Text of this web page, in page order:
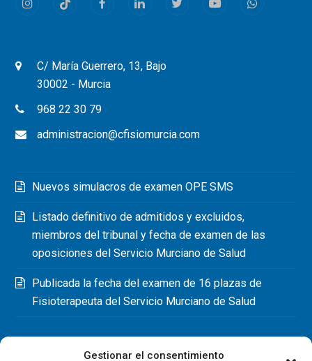
Gestionar el consentimiento
InstagramTiktok FacebookLinkedInTwitterYoutubeWhatsapp
C/ María Guerrero, 13, Bajo
30002 - Murcia
968 22 30 79
administracion@cfisiomurcia.com
Nuevos simulacros de examen OPE SMS
Listado definitivo de admitidos y excluidos,
miembros del tribunal y fecha de examen de las
oposiciones del Servicio Murciano de Salud
Publicada la fecha del examen de 16 plazas de
Fisioterapeuta del Servicio Murciano de Salud